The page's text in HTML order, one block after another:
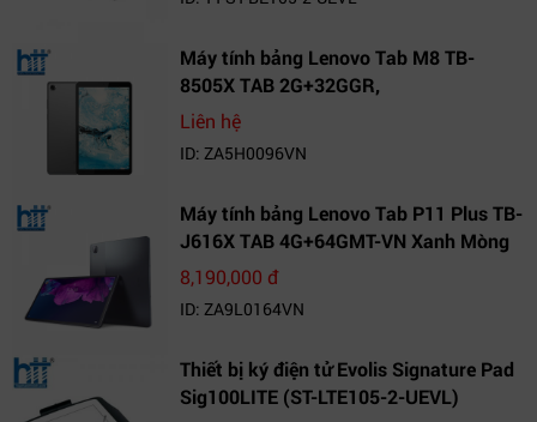
Máy tính bảng Lenovo Tab M8 TB-
8505X TAB 2G+32GGR,
VN_ZA5H0096VN
Liên hệ
ID: ZA5H0096VN
Máy tính bảng Lenovo Tab P11 Plus TB-
J616X TAB 4G+64GMT-VN Xanh Mòng
Két_ZA9L0164VN
8,190,000 đ
ID: ZA9L0164VN
Thiết bị ký điện tử Evolis Signature Pad
Sig100LITE (ST-LTE105-2-UEVL)